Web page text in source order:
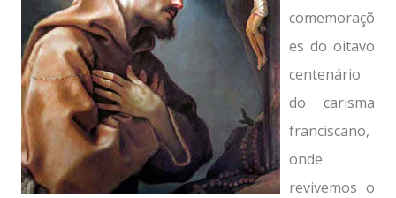
comemoraçõ
es do oitavo
centenário
do carisma
franciscano,
onde
revivemos o